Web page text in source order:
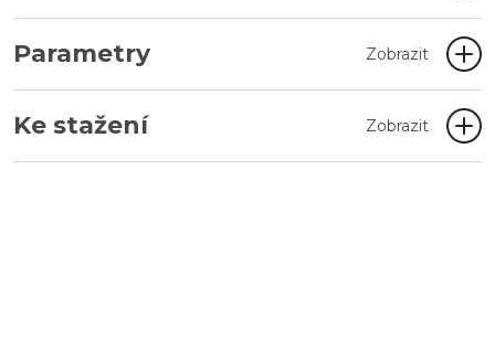
Parametry Zobrazit
Ke stažení Zobrazit